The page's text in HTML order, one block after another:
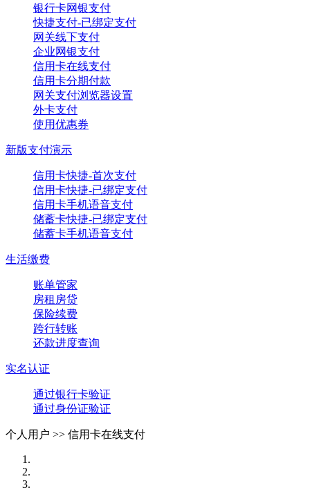
银行卡网银支付
快捷支付-已绑定支付
网关线下支付
企业网银支付
信用卡在线支付
信用卡分期付款
网关支付浏览器设置
外卡支付
使用优惠券
新版支付演示
信用卡快捷-首次支付
信用卡快捷-已绑定支付
信用卡手机语音支付
储蓄卡快捷-已绑定支付
储蓄卡手机语音支付
生活缴费
账单管家
房租房贷
保险续费
跨行转账
还款进度查询
实名认证
通过银行卡验证
通过身份证验证
个人用户 >> 信用卡在线支付